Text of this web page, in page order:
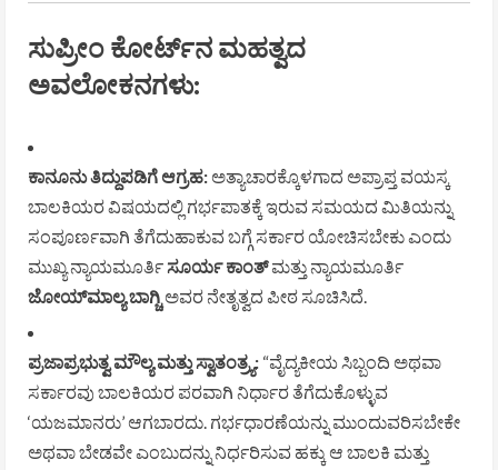
ಸುಪ್ರೀಂ ಕೋರ್ಟ್‌ನ ಮಹತ್ವದ
ಅವಲೋಕನಗಳು:
ಕಾನೂನು ತಿದ್ದುಪಡಿಗೆ ಆಗ್ರಹ: ಅತ್ಯಾಚಾರಕ್ಕೊಳಗಾದ ಅಪ್ರಾಪ್ತ ವಯಸ್ಕ
ಬಾಲಕಿಯರ ವಿಷಯದಲ್ಲಿ ಗರ್ಭಪಾತಕ್ಕೆ ಇರುವ ಸಮಯದ ಮಿತಿಯನ್ನು
ಸಂಪೂರ್ಣವಾಗಿ ತೆಗೆದುಹಾಕುವ ಬಗ್ಗೆ ಸರ್ಕಾರ ಯೋಚಿಸಬೇಕು ಎಂದು
ಮುಖ್ಯ ನ್ಯಾಯಮೂರ್ತಿಸೂರ್ಯ ಕಾಂತ್ಮತ್ತು ನ್ಯಾಯಮೂರ್ತಿ
ಜೋಯ್‌ಮಾಲ್ಯ ಬಾಗ್ಚಿ ಅವರ ನೇತೃತ್ವದ ಪೀಠ ಸೂಚಿಸಿದೆ.
ಪ್ರಜಾಪ್ರಭುತ್ವ ಮೌಲ್ಯ ಮತ್ತು ಸ್ವಾತಂತ್ರ್ಯ: “ವೈದ್ಯಕೀಯ ಸಿಬ್ಬಂದಿ ಅಥವಾ
ಸರ್ಕಾರವು ಬಾಲಕಿಯರ ಪರವಾಗಿ ನಿರ್ಧಾರ ತೆಗೆದುಕೊಳ್ಳುವ
‘ಯಜಮಾನರು’ ಆಗಬಾರದು. ಗರ್ಭಧಾರಣೆಯನ್ನು ಮುಂದುವರಿಸಬೇಕೇ
ಅಥವಾ ಬೇಡವೇ ಎಂಬುದನ್ನು ನಿರ್ಧರಿಸುವ ಹಕ್ಕು ಆ ಬಾಲಕಿ ಮತ್ತು